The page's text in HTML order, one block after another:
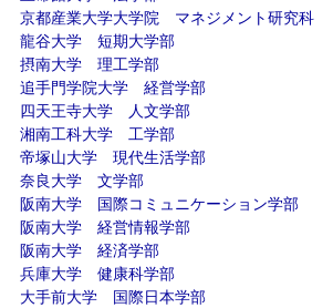
京都産業大学大学院 マネジメント研究科
龍谷大学 短期大学部
摂南大学 理工学部
追手門学院大学 経営学部
四天王寺大学 人文学部
湘南工科大学 工学部
帝塚山大学 現代生活学部
奈良大学 文学部
阪南大学 国際コミュニケーション学部
阪南大学 経営情報学部
阪南大学 経済学部
兵庫大学 健康科学部
大手前大学 国際日本学部